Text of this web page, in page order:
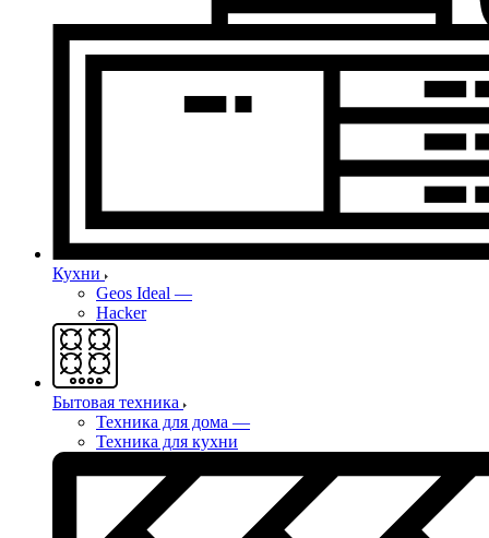
Кухни
Geos Ideal —
Hacker
Бытовая техника
Техника для дома —
Техника для кухни